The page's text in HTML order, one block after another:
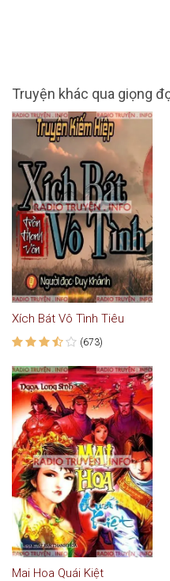
Truyện khác qua giọng
Xích Bát Vô Tình Tiêu
(673)
Mai Hoa Quái Kiệt